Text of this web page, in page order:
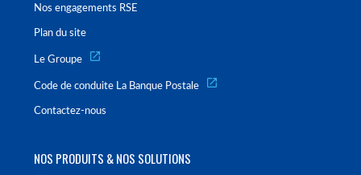
Nos engagements RSE
Plan du site
Le Groupe
Code de conduite La Banque Postale
Contactez-nous
NOS PRODUITS & NOS SOLUTIONS